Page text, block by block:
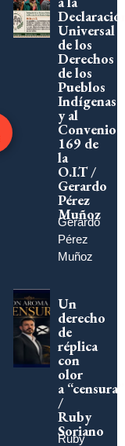
Universal
de los
Derechos
de los
Pueblos
Indígenas
y al
Convenio
169 de
la
O.I.T /
Gerardo
Pérez
Muñoz
Gerardo
Pérez
Muñoz
Un
derecho
de
réplica
con
olor
a “censura”
/
Ruby
Soriano
Ruby